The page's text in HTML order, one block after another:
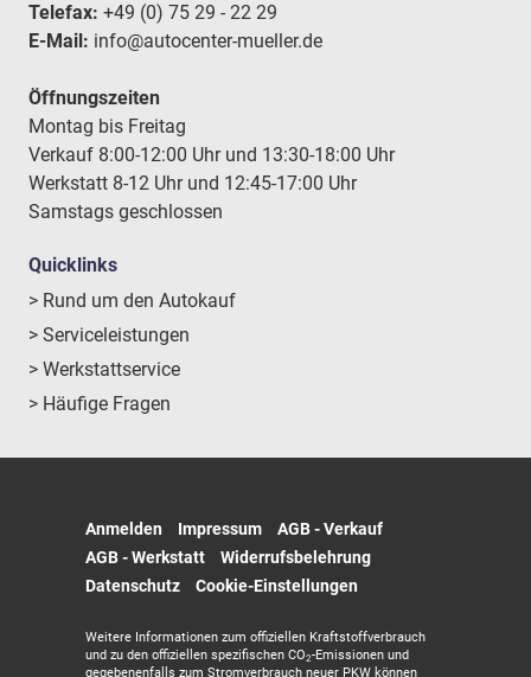
Telefax: +49 (0) 75 29 - 22 29
E-Mail: info@autocenter-mueller.de
Öffnungszeiten
Montag bis Freitag
Verkauf 8:00-12:00 Uhr und 13:30-18:00 Uhr
Werkstatt 8-12 Uhr und 12:45-17:00 Uhr
Samstags geschlossen
Quicklinks
> Rund um den Autokauf
> Serviceleistungen
> Werkstattservice
> Häufige Fragen
Anmelden Impressum
AGB - Verkauf
AGB - Werkstatt
Widerrufsbelehrung
Datenschutz
Cookie-Einstellungen
Weitere Informationen zum offiziellen Kraftstoffverbrauch
und zu den offiziellen spezifischen CO2-Emissionen und
gegebenenfalls zum Stromverbrauch neuer PKW können